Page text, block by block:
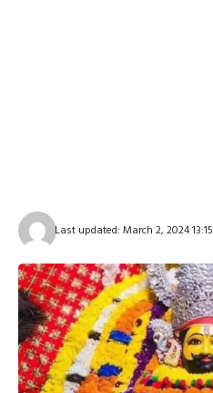
Last updated: March 2, 2024 13:15